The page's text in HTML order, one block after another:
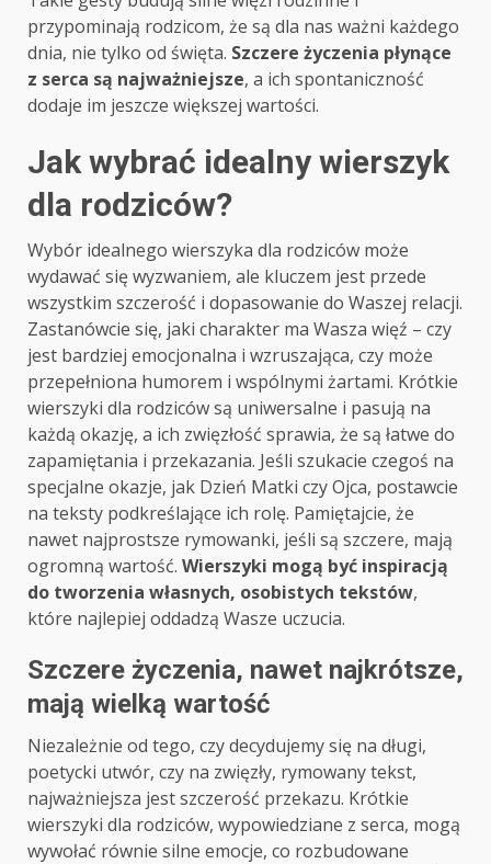
przypominają rodzicom, że są dla nas ważni każdego
dnia, nie tylko od święta. Szczere życzenia płynące
z serca są najważniejsze, a ich spontaniczność
dodaje im jeszcze większej wartości.
Jak wybrać idealny wierszyk
dla rodziców?
Wybór idealnego wierszyka dla rodziców może
wydawać się wyzwaniem, ale kluczem jest przede
wszystkim szczerość i dopasowanie do Waszej relacji.
Zastanówcie się, jaki charakter ma Wasza więź – czy
jest bardziej emocjonalna i wzruszająca, czy może
przepełniona humorem i wspólnymi żartami. Krótkie
wierszyki dla rodziców są uniwersalne i pasują na
każdą okazję, a ich zwięzłość sprawia, że są łatwe do
zapamiętania i przekazania. Jeśli szukacie czegoś na
specjalne okazje, jak Dzień Matki czy Ojca, postawcie
na teksty podkreślające ich rolę. Pamiętajcie, że
nawet najprostsze rymowanki, jeśli są szczere, mają
ogromną wartość. Wierszyki mogą być inspiracją
do tworzenia własnych, osobistych tekstów,
które najlepiej oddadzą Wasze uczucia.
Szczere życzenia, nawet najkrótsze,
mają wielką wartość
Niezależnie od tego, czy decydujemy się na długi,
poetycki utwór, czy na zwięzły, rymowany tekst,
najważniejsza jest szczerość przekazu. Krótkie
wierszyki dla rodziców, wypowiedziane z serca, mogą
wywołać równie silne emocje, co rozbudowane